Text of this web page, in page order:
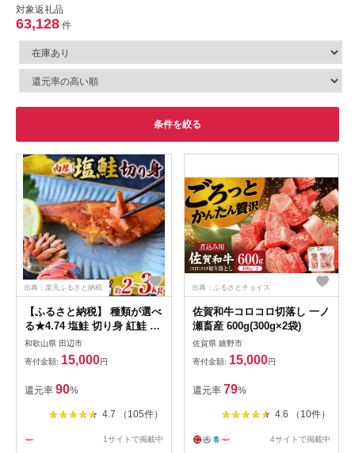
対象返礼品
63,128 件
条件を絞る
出典：楽天ふるさと納税
【ふるさと納税】 種類が選べ
る★4.74 塩鮭 切り身 紅鮭 銀
鮭 鮭の切身 【種類と容量が
選べる】（2kg/3kg） 厳選 さ
れた 切り身 を使用（ 訳あり
品ではない！） / 紅鮭 銀鮭
さけ サケ シャケ 和歌山 鮭
塩 冷凍 おかず お弁当 厚切り
和歌山県 田辺市
寄付金額: 15,000円
還元率 90%
4.7 （105件）
1サイトで掲載中
出典：ふるさとチョイス
佐賀和牛コロコロ切落し 一ノ
瀬畜産 600g(300g×2袋)
佐賀県 嬉野市
寄付金額: 15,000円
還元率 79%
4.6 （10件）
4サイトで掲載中